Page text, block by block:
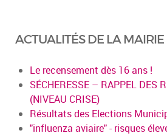
ACTUALITÉS DE LA MAIRIE
Le recensement dès 16 ans !
SÉCHERESSE – RAPPEL DES
(NIVEAU CRISE)
Résultats des Elections
"influenza aviaire" - risques